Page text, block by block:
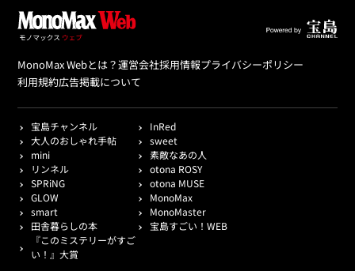
MonoMax Webとは？運営会社採用情報プライバシーポリシー
利用規約広告掲載について
宝島チャンネル
InRed
大人のおしゃれ手帖
sweet
mini
素敵なあの人
リンネル
otona ROSY
SPRiNG
otona MUSE
GLOW
MonoMax
smart
MonoMaster
田舎暮らしの本
宝島すごい！WEB
『このミステリーがすご
い！』大賞